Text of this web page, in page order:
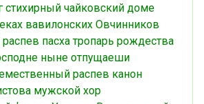
стихирный чайковский доме
вавилонских Овчинников
пасха тропарь рождества
ныне отпущаеши
распев канон
мужской хор